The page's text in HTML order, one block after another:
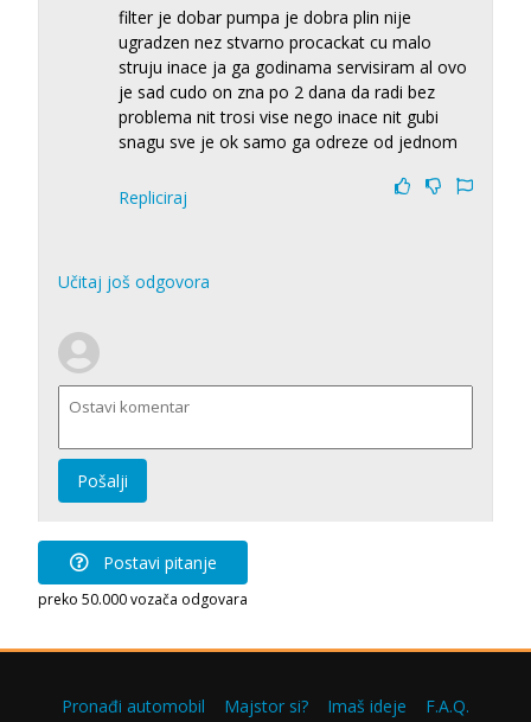
filter je dobar pumpa je dobra plin nije
ugradzen nez stvarno procackat cu malo
struju inace ja ga godinama servisiram al ovo
je sad cudo on zna po 2 dana da radi bez
problema nit trosi vise nego inace nit gubi
snagu sve je ok samo ga odreze od jednom
Repliciraj
Učitaj još odgovora
Pošalji
Postavi pitanje
preko 50.000 vozača odgovara
Pronađi automobil Majstor si? Imaš ideje F.A.Q.